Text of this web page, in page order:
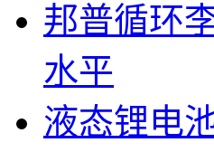
邦普循环
水平
液态锂电